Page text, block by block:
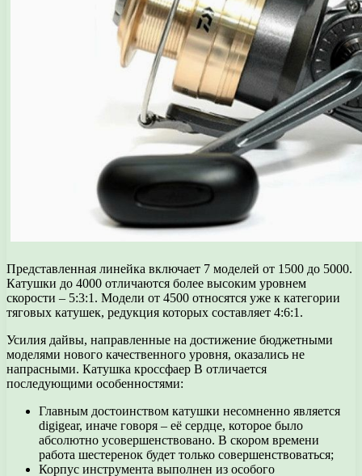
Представленная линейка включает 7 моделей от 1500 до 5000.
Катушки до 4000 отличаются более высоким уровнем
скорости – 5:3:1. Модели от 4500 относятся уже к категории
тяговых катушек, редукция которых составляет 4:6:1.
Усилия дайвы, направленные на достижение бюджетными
моделями нового качественного уровня, оказались не
напрасными. Катушка кроссфаер В отличается
последующими особенностями:
Главным достоинством катушки несомненно является
digigear, иначе говоря – её сердце, которое было
абсолютно усовершенствовано. В скором времени
работа шестеренок будет только совершенствоваться;
Корпус инструмента выполнен из особого